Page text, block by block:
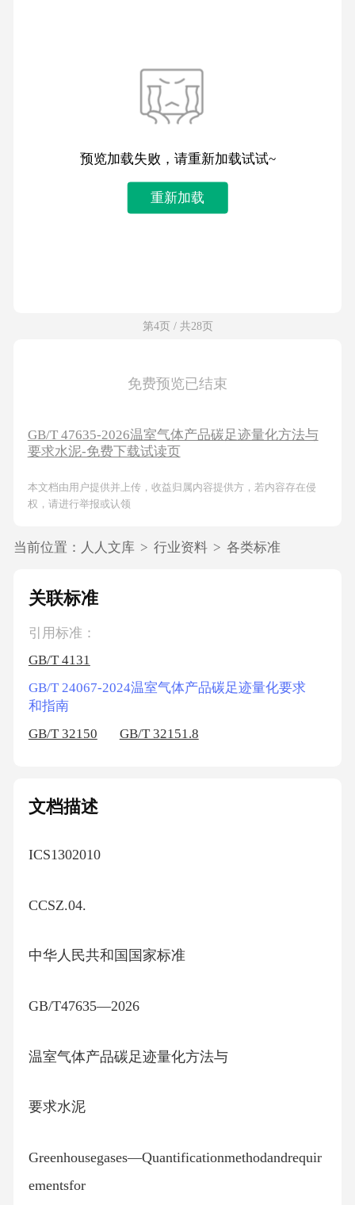
预览加载失败，请重新加载试试~
重新加载
第4页 / 共28页
免费预览已结束
GB/T 47635-2026温室气体产品碳足迹量化方法与
要求水泥-免费下载试读页
本文档由用户提供并上传，收益归属内容提供方，若内容存在侵
权，请进行举报或认领
当前位置： 人人文库 > 行业资料 > 各类标准
关联标准
引用标准：
GB/T 4131
GB/T 24067-2024温室气体产品碳足迹量化要求
和指南
GB/T 32150
GB/T 32151.8
文档描述
ICS1302010
CCSZ.04.
中华人民共和国国家标准
GB/T47635—2026
温室气体产品碳足迹量化方法与
要求水泥
Greenhousegases—Quantificationmethodandrequir
ementsfor